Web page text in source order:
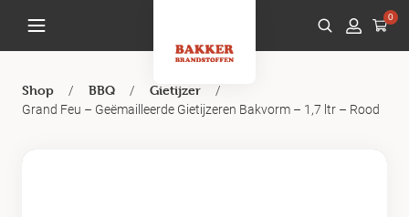
0
Shop / BBQ / Gietijzer
/
Grand Feu – Geëmailleerde Gietijzeren Bakvorm – 1,7 ltr – Rood